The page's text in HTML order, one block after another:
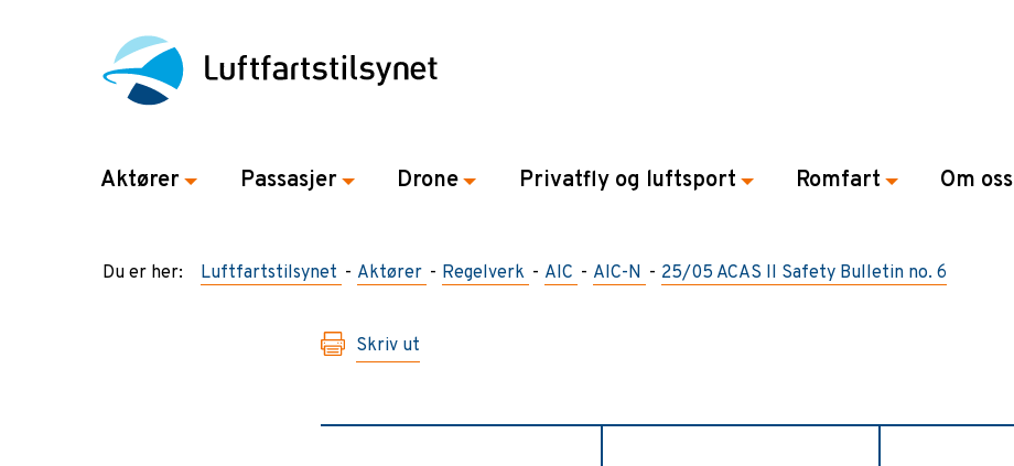
Aktører Passasjer Drone Privatfly og luftsport Romfart Om oss
Du er her: Luftfartstilsynet Aktører Regelverk AIC AIC-N 25/05 ACAS II Safety Bulletin no. 6
Skriv ut